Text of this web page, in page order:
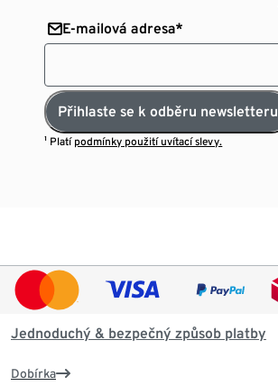
E-mailová adresa*
Přihlaste se k odběru newsletteru
¹ Platí podmínky použití uvítací slevy.
Jednoduchý & bezpečný způsob platby
Dobírka